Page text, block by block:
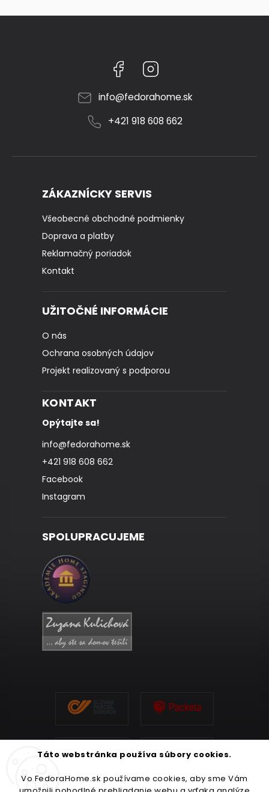
Táto webstránka používa súbory cookies.
Vo FedoraHome.sk používame cookies, aby sme Vám
Facebook
info@fedorahome.sk
+421 918 608 662
ZÁKAZNÍCKY SERVIS
Všeobecné obchodné podmienky
Doprava a platby
Reklamačný poriadok
Kontakt
UŽITOČNÉ INFORMÁCIE
O nás
Ochrana osobných údajov
Projekt realizovaný s podporou
KONTAKT
Opýtajte sa!
info@fedorahome.sk
+421 918 608 662
Facebook
Instagram
SPOLUPRACUJEME